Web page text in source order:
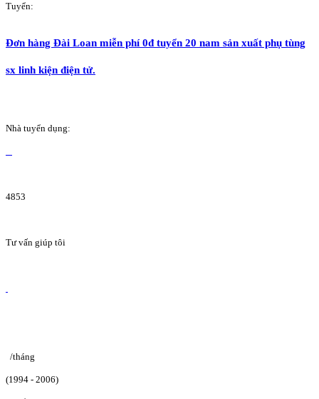
Tuyển:
Đơn hàng Đài Loan miễn phí 0đ tuyển 20 nam sản xuất phụ tùng
sx linh kiện điện tử.
Nhà tuyển dụng:
4853
Tư vấn giúp tôi
/tháng
(1994 - 2006)